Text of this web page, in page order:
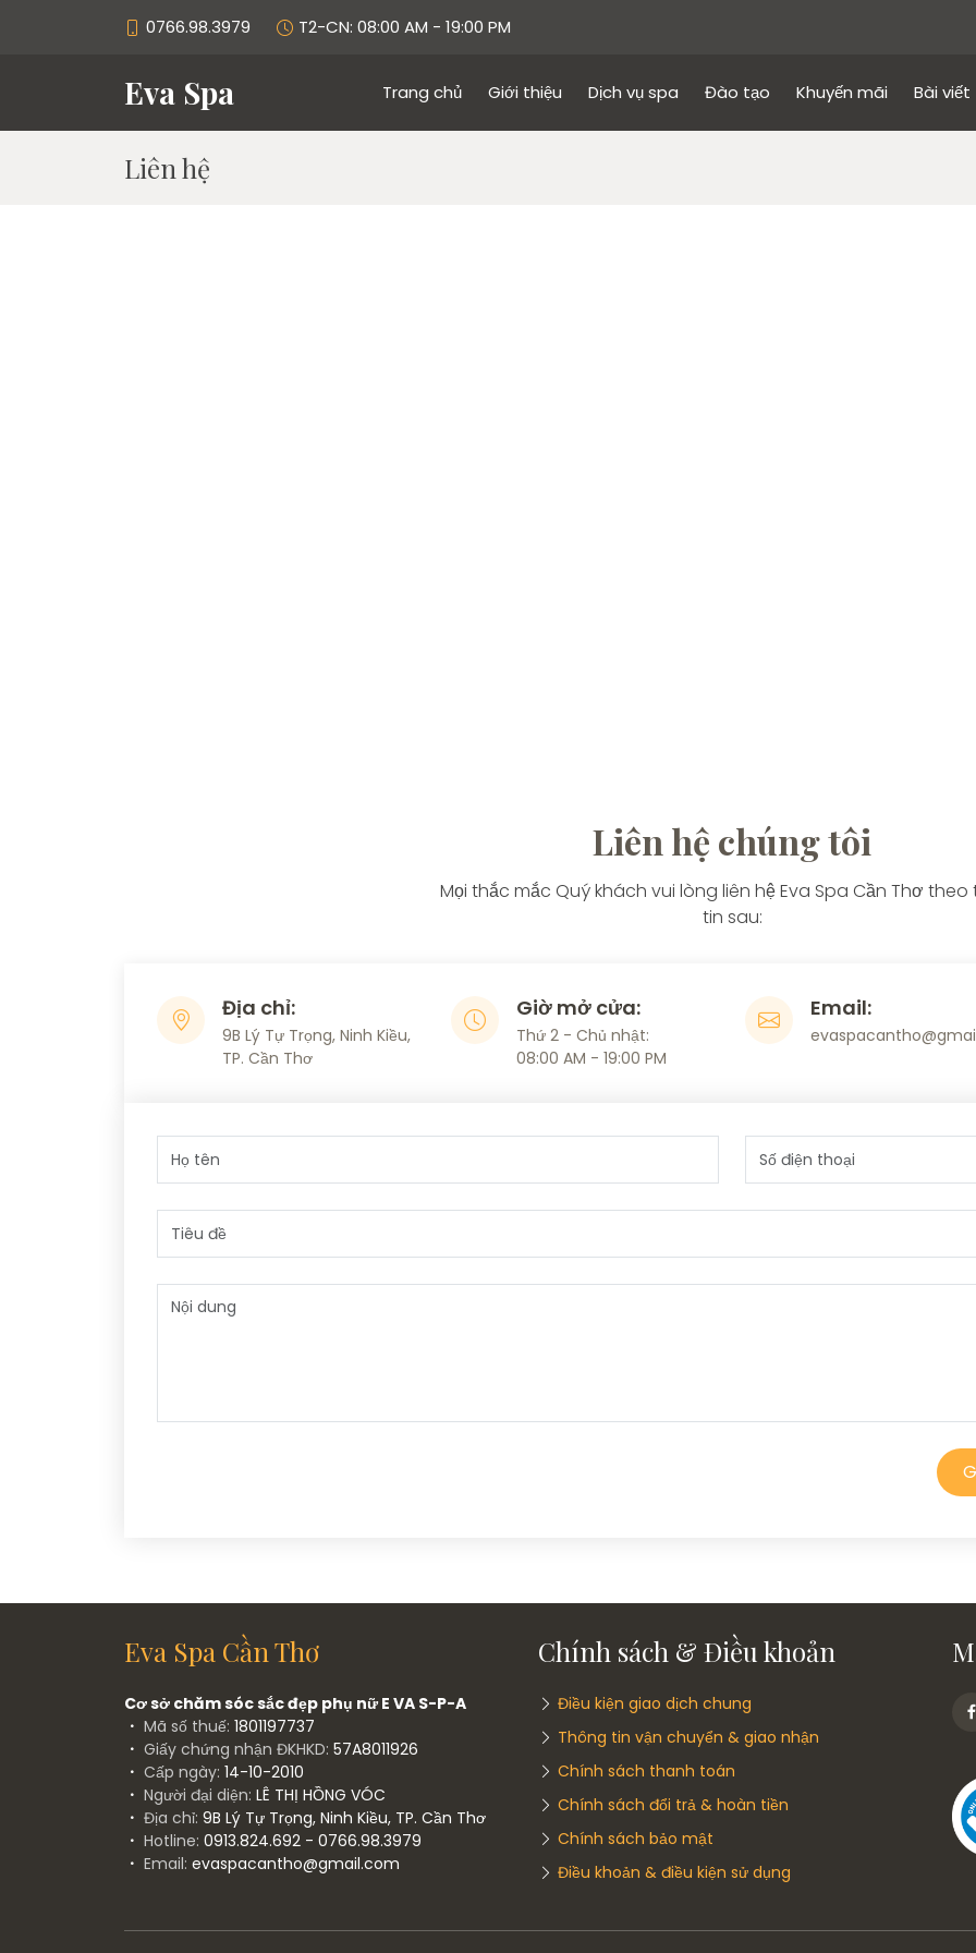
0766.98.3979 T2-CN: 08:00 AM - 19:00 PM
Eva Spa Trang chủ Giới thiệu Dịch vụ spa Đào tạo Khuyến mãi Bài viết
Liên hệ
Liên hệ chúng tôi
Mọi thắc mắc Quý khách vui lòng liên hệ Eva Spa Cần Thơ
tin sau:
Địa chỉ:
9B Lý Tự Trọng, Ninh Kiều,
TP. Cần Thơ
Giờ mở cửa:
Thứ 2 - Chủ nhật:
08:00 AM - 19:00 PM
Email:
Eva Spa Cần Thơ
Cơ sở chăm sóc sắc đẹp phụ nữ E VA S-P-A
Mã số thuế: 1801197737
Giấy chứng nhận ĐKHKD: 57A8011926
Cấp ngày: 14-10-2010
Người đại diện: LÊ THỊ HỒNG VÓC
Địa chỉ: 9B Lý Tự Trọng, Ninh Kiều, TP. Cần Thơ
Hotline: 0913.824.692 - 0766.98.3979
Email: evaspacantho@gmail.com
Chính sách & Điều khoản
Điều kiện giao dịch chung
Thông tin vận chuyển & giao nhận
Chính sách thanh toán
Chính sách đổi trả & hoàn tiền
Chính sách bảo mật
Điều khoản & điều kiện sử dụng